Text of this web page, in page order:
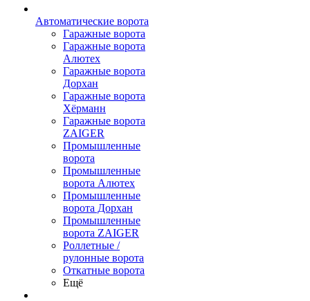
Автоматические ворота
Гаражные ворота
Гаражные ворота
Алютех
Гаражные ворота
Дорхан
Гаражные ворота
Хёрманн
Гаражные ворота
ZAIGER
Промышленные
ворота
Промышленные
ворота Алютех
Промышленные
ворота Дорхан
Промышленные
ворота ZAIGER
Роллетные /
рулонные ворота
Откатные ворота
Ещё